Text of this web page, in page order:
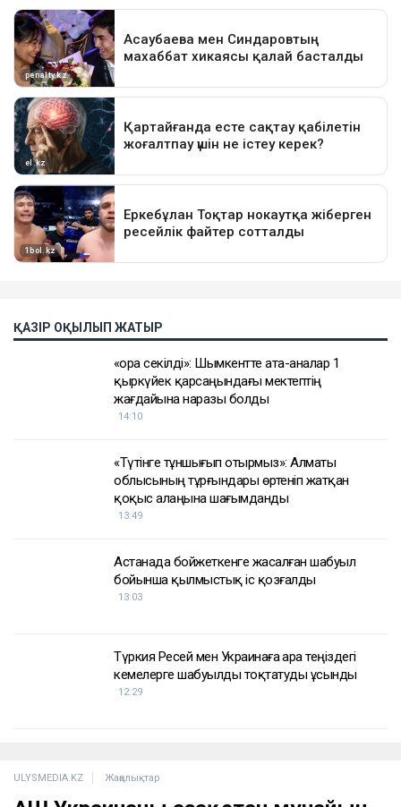
ҚАЗІР ОҚЫЛЫП ЖАТЫР
«Қора секілді»: Шымкентте ата-аналар 1
қыркүйек қарсаңындағы мектептің
жағдайына наразы болды
14:10
«Түтінге тұншығып отырмыз»: Алматы
облысының тұрғындары өртеніп жатқан
қоқыс алаңына шағымданды
13:49
Астанада бойжеткенге жасалған шабуыл
бойынша қылмыстық іс қозғалды
13:03
Түркия Ресей мен Украинаға Қара теңіздегі
кемелерге шабуылды тоқтатуды ұсынды
12:29
ULYSMEDIA.KZ Жаңалықтар